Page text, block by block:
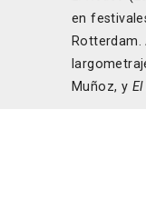
en
Muñoz, y